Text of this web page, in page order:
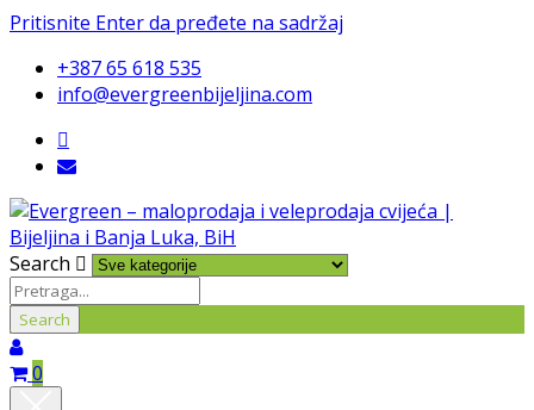
Pritisnite Enter da pređete na sadržaj
+387 65 618 535
info@evergreenbijeljina.com
Search
0